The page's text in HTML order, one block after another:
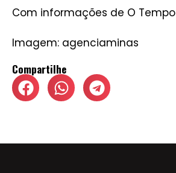
Com informações de O Tempo
Imagem: agenciaminas
Compartilhe